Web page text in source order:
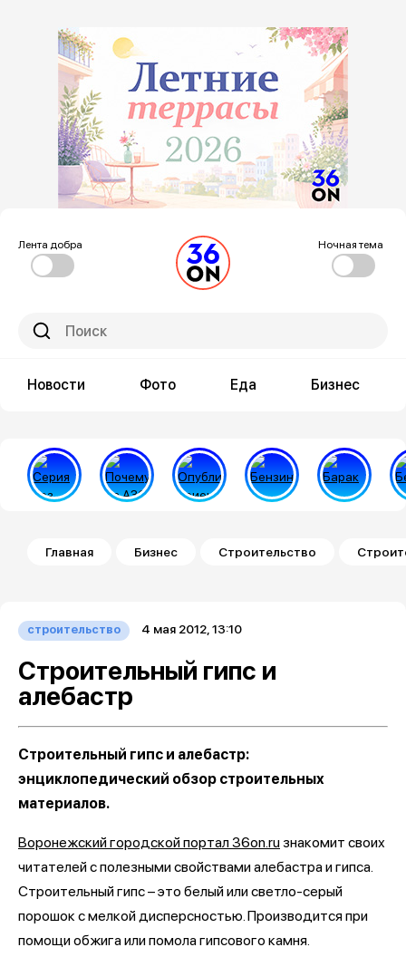
Лента добра Ночная тема
Новости Фото Еда Бизнес
Строка навигации
Главная Бизнес Строительство
строительство 4 мая 2012, 13:10
Строительный гипс и
алебастр
Строительный гипс и алебастр:
энциклопедический обзор строительных
материалов.
Воронежский городской портал 36on.ru знакомит своих
читателей с полезными свойствами алебастра и гипса.
Строительный гипс – это белый или светло-серый
порошок с мелкой дисперсностью. Производится при
помощи обжига или помола гипсового камня.